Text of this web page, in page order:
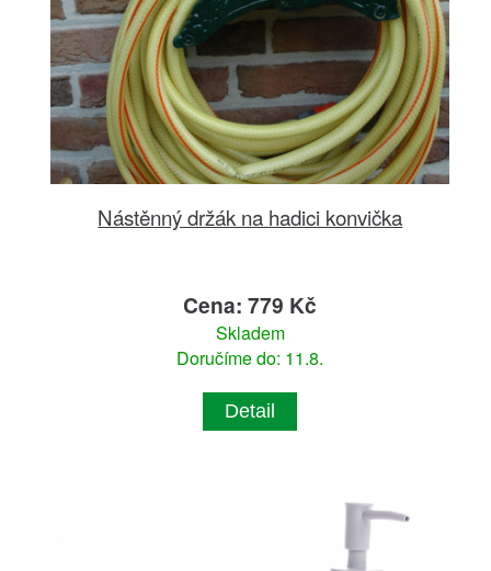
Nástěnný držák na hadici konvička
Cena: 779 Kč
Skladem
Doručíme do: 11.8.
Detail